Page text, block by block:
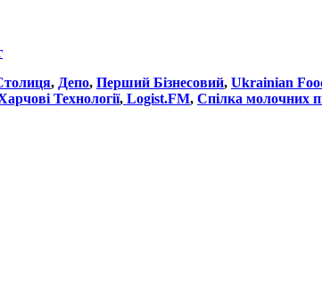
, Депо, Перший Бізнесовий, Ukrainian
Технології, Logist.FM, Спілка молочних